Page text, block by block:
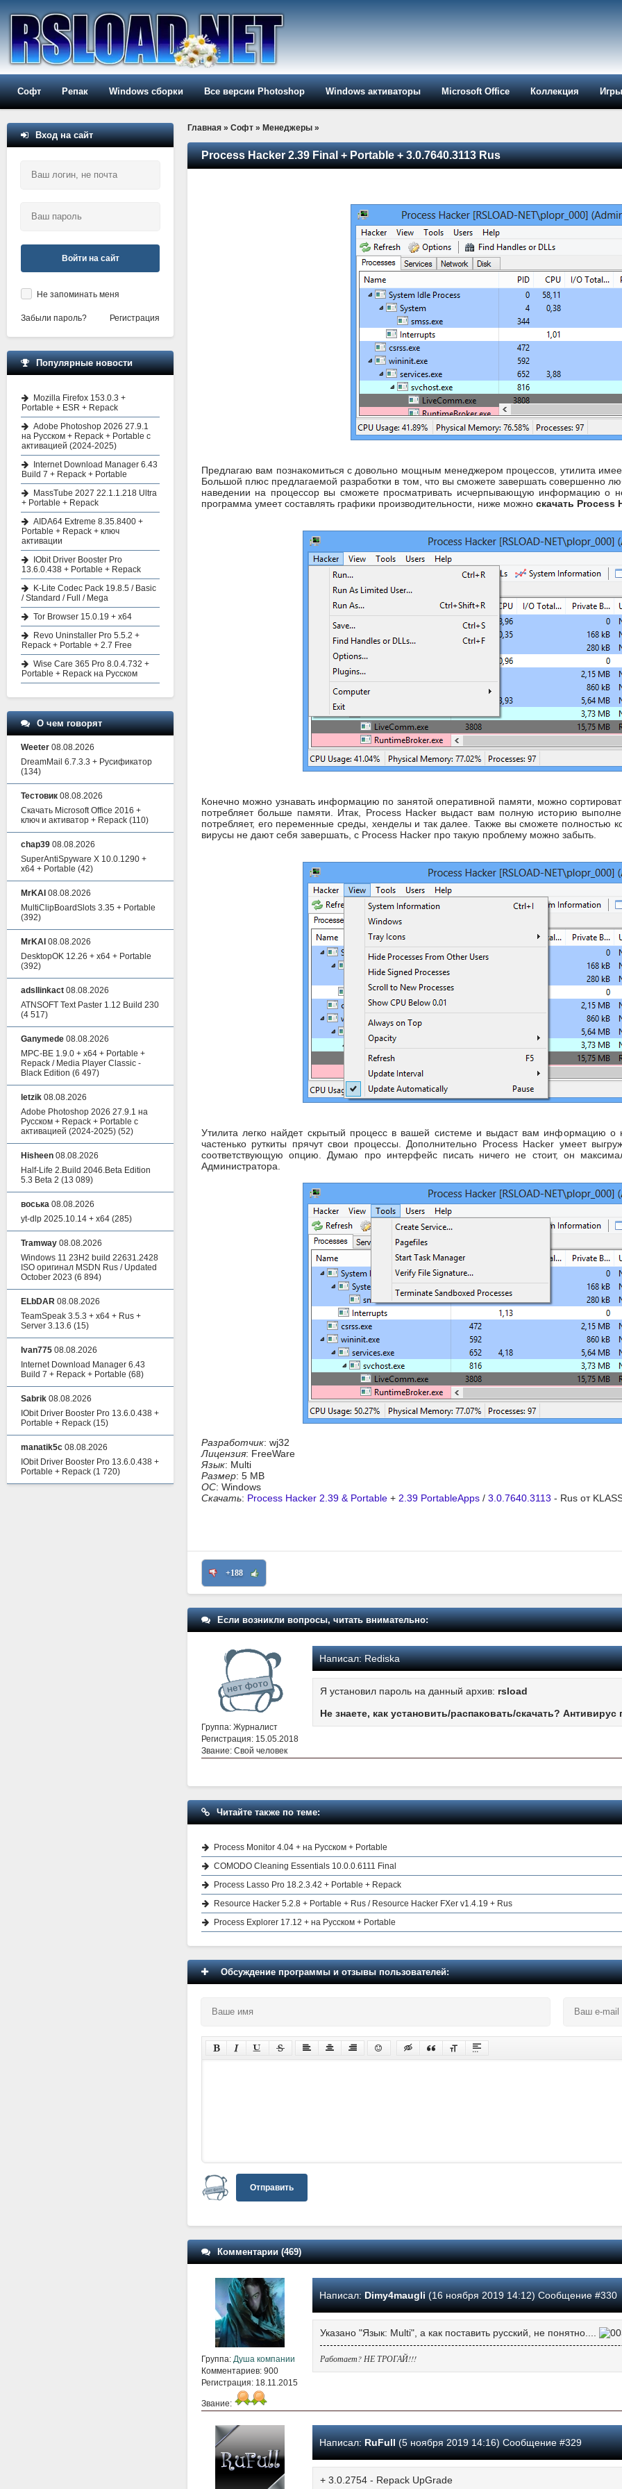
Софт Репак Windows сборки Все версии Photoshop Windows активаторы Microsoft Office Коллекция Игры
Главная » Софт » Менеджеры »
Process Hacker 2.39 Final + Portable + 3.0.7640.3113 Rus
Предлагаю вам познакомиться с довольно мощным менеджером процессов, утилита
Большой плюс предлагаемой разработки в том, что вы сможете завершать совершенно
наведении на процессор вы сможете просматривать исчерпывающую информацию о
программа умеет составлять графики производительности, ниже можно скачать Process
Конечно можно узнавать информацию по занятой оперативной памяти, можно
потребляет больше памяти. Итак, Process Hacker выдаст вам полную историю
потребляет, его переменные среды, хенделы и так далее. Также вы сможете полностью
вирусы не дают себя завершать, с Process Hacker про такую проблему можно забыть.
Утилита легко найдет скрытый процесс в вашей системе и выдаст вам информацию
частенько руткиты прячут свои процессы. Дополнительно Process Hacker умеет
соответствующую опцию. Думаю про интерфейс писать ничего не стоит, он
Администратора.
Разработчик: wj32
Лицензия: FreeWare
Язык: Multi
Размер: 5 MB
ОС: Windows
Скачать: Process Hacker 2.39 & Portable + 2.39 PortableApps / 3.0.7640.3113 - Rus от
+188
Если возникли вопросы, читать внимательно:
Группа: Журналист
Регистрация: 15.05.2018
Звание: Свой человек
Написал:Rediska
Я установил пароль на данный архив: rsload
Не знаете, как установить/распаковать/скачать?
Читайте также по теме:
Process Monitor 4.04 + на Русском + Portable
COMODO Cleaning Essentials 10.0.0.6111 Final
Process Lasso Pro 18.2.3.42 + Portable + Repack
Resource Hacker 5.2.8 + Portable + Rus / Resource Hacker FXer v1.4.19 + Rus
Process Explorer 17.12 + на Русском + Portable
Обсуждение программы и отзывы пользователей:
Отправить
Комментарии (469)
Группа: Душа компании
Комментариев: 900
Регистрация: 18.11.2015
Звание:
Написал: Dimy4maugli(16 ноября 2019 14:12) Сообщение #330
Указано "Язык: Multi", а как поставить русский, не понятно....
Работает? НЕ ТРОГАЙ!!!
Написал: RuFull(5 ноября 2019 14:16) Сообщение #329
+ 3.0.2754 - Repack UpGrade
Вход на сайт
Войти на сайт
Не запоминать меня
Забыли пароль? Регистрация
Популярные новости
Mozilla Firefox 153.0.3 +
Portable + ESR + Repack
Adobe Photoshop 2026 27.9.1
на Русском + Repack + Portable с
активацией (2024-2025)
Internet Download Manager 6.43
Build 7 + Repack + Portable
MassTube 2027 22.1.1.218 Ultra
+ Portable + Repack
AIDA64 Extreme 8.35.8400 +
Portable + Repack + ключ
активации
IObit Driver Booster Pro
13.6.0.438 + Portable + Repack
K-Lite Codec Pack 19.8.5 / Basic
/ Standard / Full / Mega
Tor Browser 15.0.19 + x64
Revo Uninstaller Pro 5.5.2 +
Repack + Portable + 2.7 Free
Wise Care 365 Pro 8.0.4.732 +
Portable + Repack на Русском
О чем говорят
Weeter 08.08.2026
DreamMail 6.7.3.3 + Русификатор
(134)
Тестовик 08.08.2026
Скачать Microsoft Office 2016 +
ключ и активатор + Repack (110)
chap39 08.08.2026
SuperAntiSpyware X 10.0.1290 +
x64 + Portable (42)
MrKAI 08.08.2026
MultiClipBoardSlots 3.35 + Portable
(392)
MrKAI 08.08.2026
DesktopOK 12.26 + x64 + Portable
(392)
adsllinkact 08.08.2026
ATNSOFT Text Paster 1.12 Build 230
(4 517)
Ganymede 08.08.2026
MPC-BE 1.9.0 + x64 + Portable +
Repack / Media Player Classic -
Black Edition (6 497)
letzik 08.08.2026
Adobe Photoshop 2026 27.9.1 на
Русском + Repack + Portable с
активацией (2024-2025) (52)
Hisheen 08.08.2026
Half-Life 2.Build 2046.Beta Edition
5.3 Beta 2 (13 089)
воська 08.08.2026
yt-dlp 2025.10.14 + x64 (285)
Tramway 08.08.2026
Windows 11 23H2 build 22631.2428
ISO оригинал MSDN Rus / Updated
October 2023 (6 894)
ELbDAR 08.08.2026
TeamSpeak 3.5.3 + x64 + Rus +
Server 3.13.6 (15)
Ivan775 08.08.2026
Internet Download Manager 6.43
Build 7 + Repack + Portable (68)
Sabrik 08.08.2026
IObit Driver Booster Pro 13.6.0.438 +
Portable + Repack (15)
manatik5c 08.08.2026
IObit Driver Booster Pro 13.6.0.438 +
Portable + Repack (1 720)